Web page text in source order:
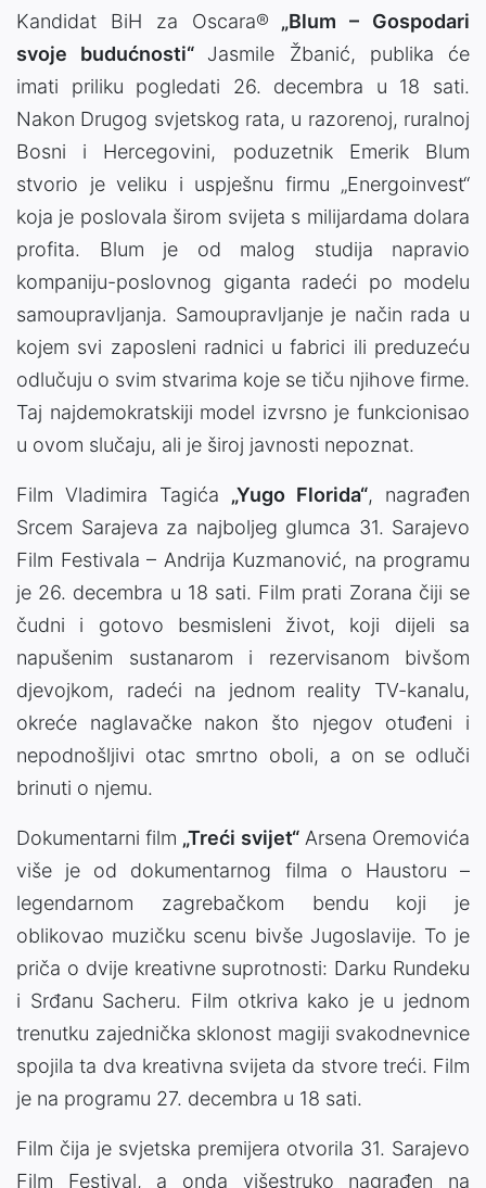
Kandidat BiH za Oscara® „Blum – Gospodari
svoje budućnosti“ Jasmile Žbanić, publika će
imati priliku pogledati 26. decembra u 18 sati.
Nakon Drugog svjetskog rata, u razorenoj, ruralnoj
Bosni i Hercegovini, poduzetnik Emerik Blum
stvorio je veliku i uspješnu firmu „Energoinvest“
koja je poslovala širom svijeta s milijardama dolara
profita. Blum je od malog studija napravio
kompaniju-poslovnog giganta radeći po modelu
samoupravljanja. Samoupravljanje je način rada u
kojem svi zaposleni radnici u fabrici ili preduzeću
odlučuju o svim stvarima koje se tiču njihove firme.
Taj najdemokratskiji model izvrsno je funkcionisao
u ovom slučaju, ali je široj javnosti nepoznat.
Film Vladimira Tagića „Yugo Florida“, nagrađen
Srcem Sarajeva za najboljeg glumca 31. Sarajevo
Film Festivala – Andrija Kuzmanović, na programu
je 26. decembra u 18 sati. Film prati Zorana čiji se
čudni i gotovo besmisleni život, koji dijeli sa
napušenim sustanarom i rezervisanom bivšom
djevojkom, radeći na jednom reality TV-kanalu,
okreće naglavačke nakon što njegov otuđeni i
nepodnošljivi otac smrtno oboli, a on se odluči
brinuti o njemu.
Dokumentarni film „Treći svijet“Arsena Oremovića
više je od dokumentarnog filma o Haustoru –
legendarnom zagrebačkom bendu koji je
oblikovao muzičku scenu bivše Jugoslavije. To je
priča o dvije kreativne suprotnosti: Darku Rundeku
i Srđanu Sacheru. Film otkriva kako je u jednom
trenutku zajednička sklonost magiji svakodnevnice
spojila ta dva kreativna svijeta da stvore treći. Film
je na programu 27. decembra u 18 sati.
Film čija je svjetska premijera otvorila 31. Sarajevo
Film Festival, a onda višestruko nagrađen na